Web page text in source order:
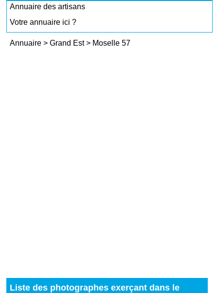
Annuaire des artisans
Votre annuaire ici ?
Annuaire >Grand Est> Moselle 57
Liste des photographes exerçant dans le